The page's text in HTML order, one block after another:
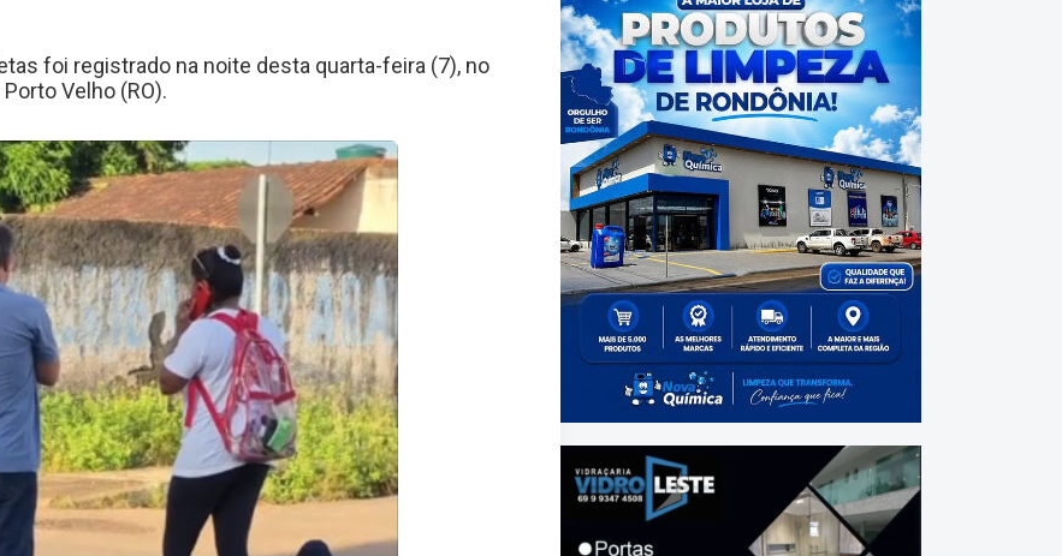
foi registrado na noite desta quarta-feira (7), no
Velho (RO).